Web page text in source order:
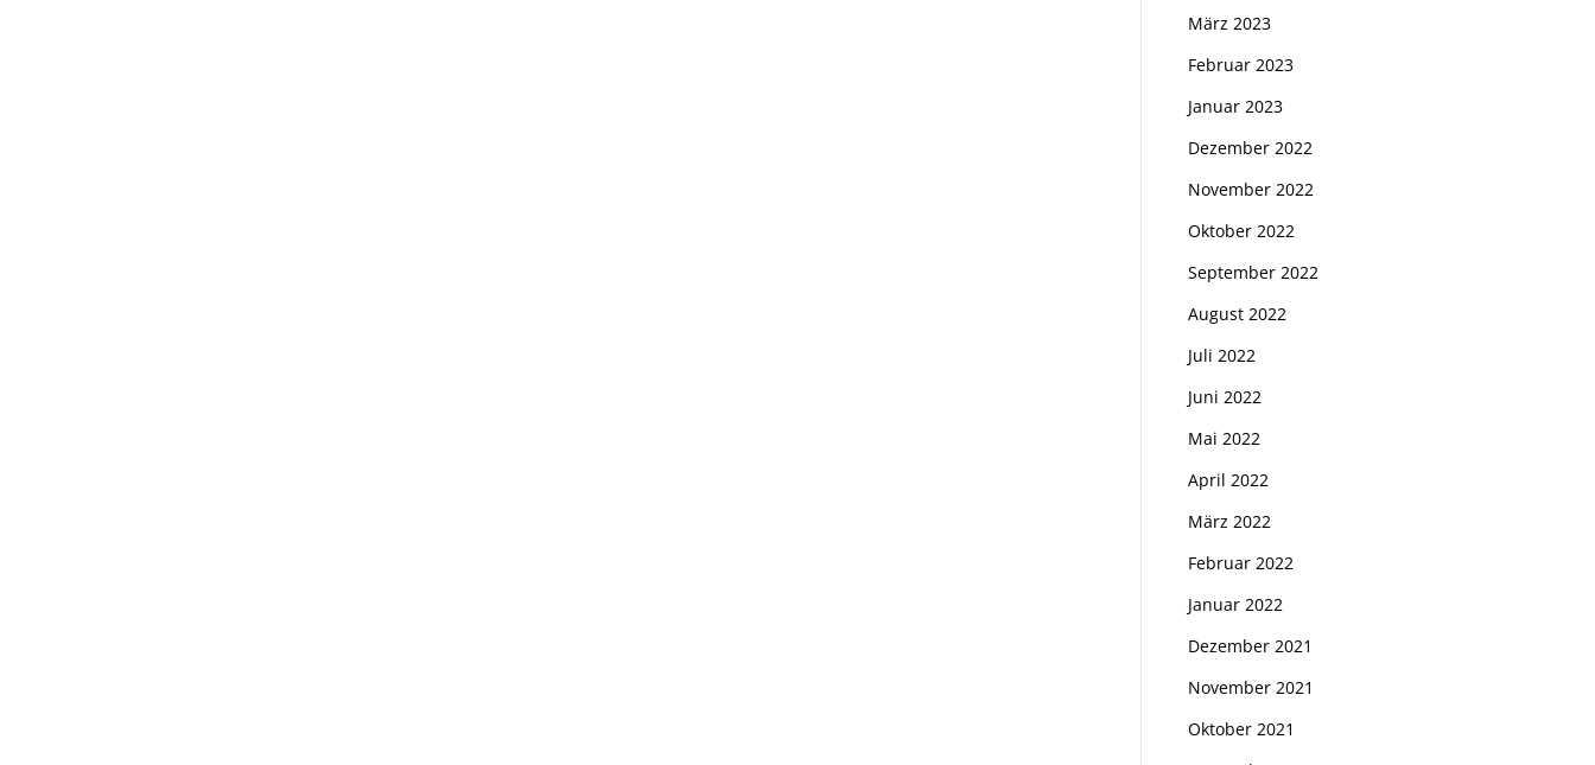
März 2023
Februar 2023
Januar 2023
Dezember 2022
November 2022
Oktober 2022
September 2022
August 2022
Juli 2022
Juni 2022
Mai 2022
April 2022
März 2022
Februar 2022
Januar 2022
Dezember 2021
November 2021
Oktober 2021